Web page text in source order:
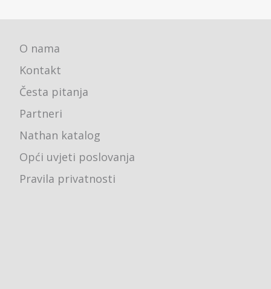
O nama
Kontakt
Česta pitanja
Partneri
Nathan katalog
Opći uvjeti poslovanja
Pravila privatnosti